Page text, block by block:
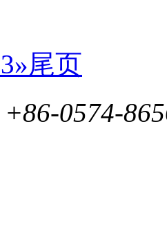
3»尾页
+86-0574-